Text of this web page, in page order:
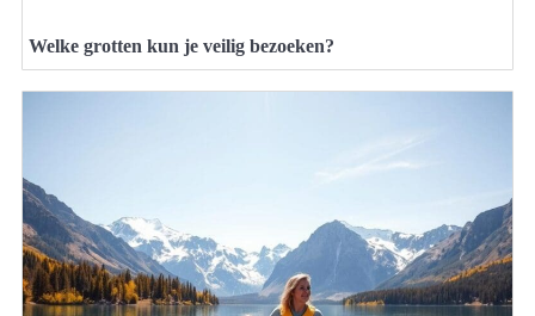
Welke grotten kun je veilig bezoeken?